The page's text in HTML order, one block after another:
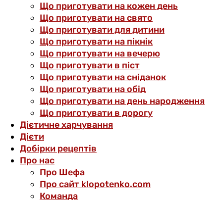
Що приготувати на кожен день
Що приготувати на свято
Що приготувати для дитини
Що приготувати на пікнік
Що приготувати на вечерю
Що приготувати в піст
Що приготувати на сніданок
Що приготувати на обід
Що приготувати на день народження
Що приготувати в дорогу
Дієтичне харчування
Дієти
Добірки рецептів
Про нас
Про Шефа
Про сайт klopotenko.com
Команда